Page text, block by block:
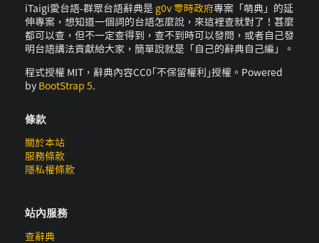
iTaigi愛台語-群眾台語辭典是 g0v 零時政府專案「萌典」的延
伸專案，想知道一個詞的台語怎麼說，來這裡查就對了！甚麼
都可以查，但不一定查得到，查不到時可以發問，或者自己發
明台語講法貢獻給大家，簡單說就是「自己的辭典自己編」。
程式授權 MIT，辭典內容CC0｢不保留權利｣授權。Powered
by BootStrap 5.
條款
關於本站
服務條款
隱私權條款
站內服務
查辭典